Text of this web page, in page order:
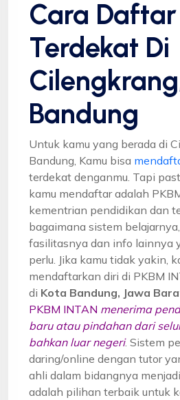
Cara
Terdekat Di
Bandung
Untuk kamu yang berada di
Bandung, Kamu bisa
terdekat denganmu. Tapi
kamu mendaftar adalah
kementrian pendidikan dan
bagaimana sistem
fasilitasnya dan info lainnya
perlu. Jika kamu tidak yakin,
mendaftarkan diri di PKBM
di Kota Bandung, Jawa
PKBM INTAN menerima
baru atau pindahan dari
bahkan luar negeri. Sistem
daring/online dengan tutor
ahli dalam bidangnya
adalah pilihan terbaik untuk